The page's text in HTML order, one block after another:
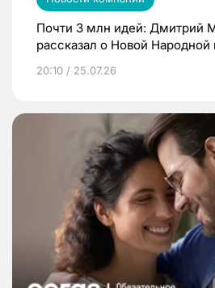
Почти 3 млн идей: Дмитрий
рассказал о Новой
20:10 / 25.07.26